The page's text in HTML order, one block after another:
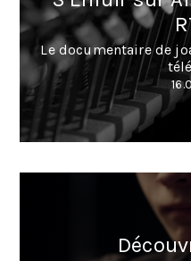
Le documentaire de